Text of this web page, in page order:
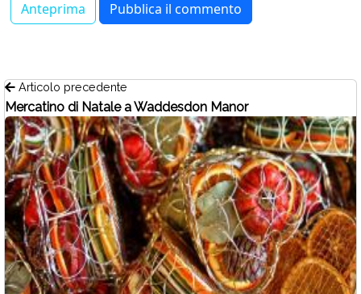
Articolo precedente
Mercatino di Natale a Waddesdon Manor